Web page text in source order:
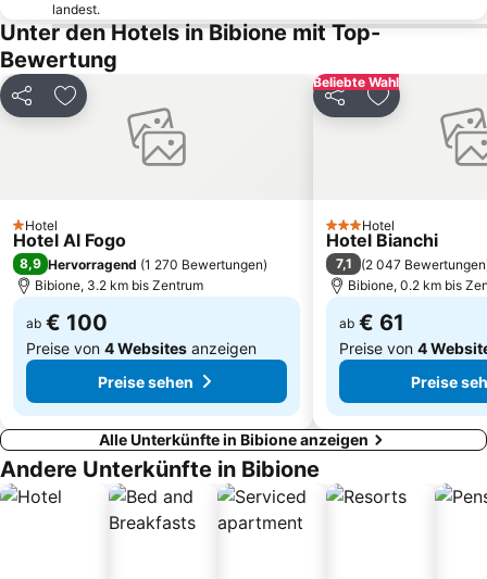
Piazza Grande
Jesolo Marina
Piazzale Zenith
Aquafollie
Flughafen Triest
Metropol Portorož
Jesolo Sand Nativity - Presepe di sabbia
Casinò Portorož
Castello di Duino
landest.
Unter den Hotels in Bibione mit Top-
Bewertung
Teilen Zu Favoriten hinzufügen
1 Sterne
Hotel
Hotel Al Fogo
8,9 Hervorragend (1 270 Bewertungen)
Bibione, 3.2 km bis Zentrum
ab € 100
Preise von 4 Websites anzeigen
Preise sehen
Beliebte Wahl
Teilen Zu Favoriten
3 Sterne
Hotel
Hotel Bianchi
7,1 (2 047 Bewertungen
Bibione, 0.2 km bis
ab € 61
Preise von 4
Preise
Alle Unterkünfte in Bibione anzeigen
Andere Unterkünfte in Bibione